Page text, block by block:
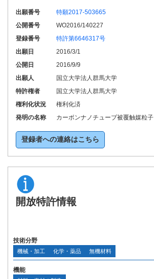
出願番号
特願2017-503665
公開番号
WO2016/140227
登録番号
特許第6646317号
出願日
2016/3/1
公開日
2016/9/9
出願人
国立大学法人群馬大学
特許権者
国立大学法人群馬大学
権利化状況
権利化済
発明の名称
カーボンナノチューブ被覆触媒粒子
登録者への連絡はこちら
開放特許情報
技術分野
機械・加工 化学・薬品 無機材料
機能